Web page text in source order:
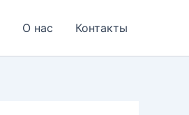
О нас Контакты